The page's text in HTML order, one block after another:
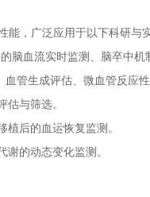
能，广泛应用于以下科研与
脑血流实时监测、脑卒中机
管生成评估、微血管反应性
估与筛选。
后的血运恢复监测。
的动态变化监测。